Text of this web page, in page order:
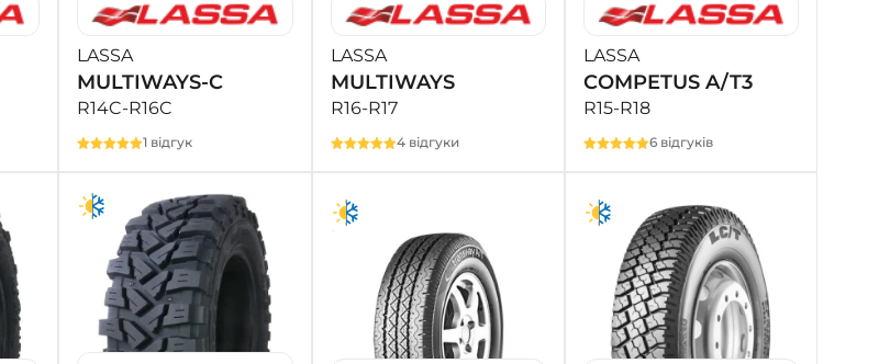
LASSA
MULTIWAYS-C
R14C-R16C
1 відгук
LASSA
MULTIWAYS
R16-R17
4 відгуки
LASSA
COMPETUS A/T3
R15-R18
6 відгуків